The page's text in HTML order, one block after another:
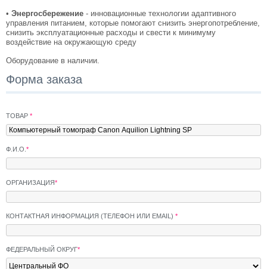
• Энергосбережение - инновационные технологии адаптивного
управления питанием, которые помогают снизить энергопотребление,
снизить эксплуатационные расходы и свести к минимуму
воздействие на окружающую среду
Оборудование в наличии.
Форма заказа
ТОВАР *
Ф.И.О. *
ОРГАНИЗАЦИЯ*
КОНТАКТНАЯ ИНФОРМАЦИЯ (ТЕЛЕФОН ИЛИ EMAIL) *
ФЕДЕРАЛЬНЫЙ ОКРУГ*